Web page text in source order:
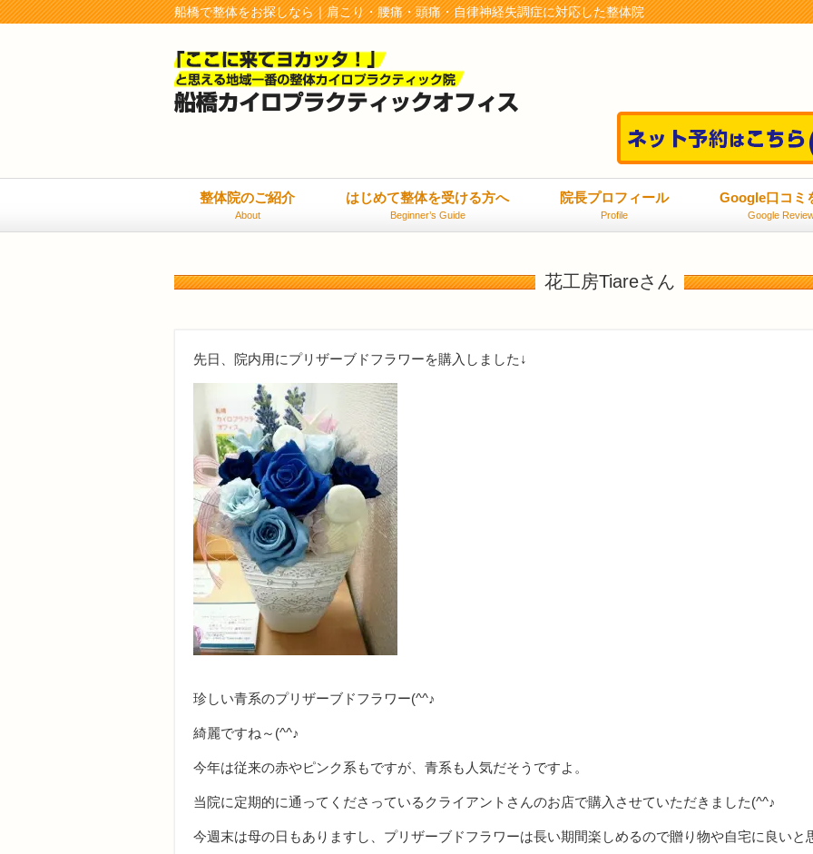
船橋で整体をお探しなら｜肩こり・腰痛・頭痛・自律神経失調症に対応した整体院
整体院のご紹介
About
はじめて整体を受ける方へ
Beginner’s Guide
院長プロフィール
Profile
Google口コミ
Google
花工房Tiareさん
先日、院内用にプリザーブドフラワーを購入しました↓
珍しい青系のプリザーブドフラワー(^^♪
綺麗ですね～(^^♪
今年は従来の赤やピンク系もですが、青系も人気だそうですよ。
当院に定期的に通ってくださっているクライアントさんのお店で購入させていただきました(^^♪
今週末は母の日もありますし、プリザーブドフラワーは長い期間楽しめるので贈り物や自宅に良いと